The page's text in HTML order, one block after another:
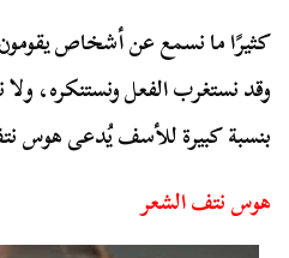
كثيرًا ما نسمع عن أشخاص
وقد نستغرب الفعل ونستنكره،
بنسبة كبيرة للأسف يُدعى هوس
هوس نتف الشعر